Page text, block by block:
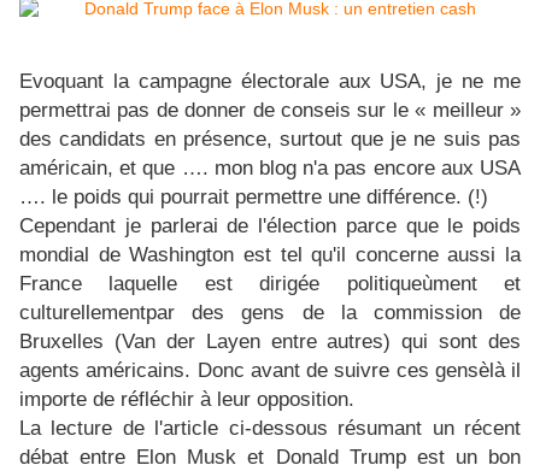
Evoquant la campagne électorale aux USA, je ne me
permettrai pas de donner de conseis sur le « meilleur »
des candidats en présence, surtout que je ne suis pas
américain, et que …. mon blog n'a pas encore aux USA
…. le poids qui pourrait permettre une différence. (!)
Cependant je parlerai de l'élection parce que le poids
mondial de Washington est tel qu'il concerne aussi la
France laquelle est dirigée politiqueùment et
culturellementpar des gens de la commission de
Bruxelles (Van der Layen entre autres) qui sont des
agents américains. Donc avant de suivre ces gensèlà il
importe de réfléchir à leur opposition.
La lecture de l'article ci-dessous résumant un récent
débat entre Elon Musk et Donald Trump est un bon